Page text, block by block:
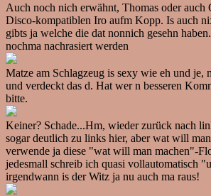
Auch noch nich erwähnt, Thomas oder auch
Disco-kompatiblen Iro aufm Kopp. Is auch
gibts ja welche die dat nonnich gesehn
nochma nachrasiert werden
Matze am Schlagzeug is sexy wie eh und je,
und verdeckt das d. Hat wer n besseren
bitte.
Keiner? Schade...Hm, wieder zurück nach
sogar deutlich zu links hier, aber wat will
verwende ja diese "wat will man machen"-
jedesmall schreib ich quasi vollautomatisch
irgendwann is der Witz ja nu auch ma raus!